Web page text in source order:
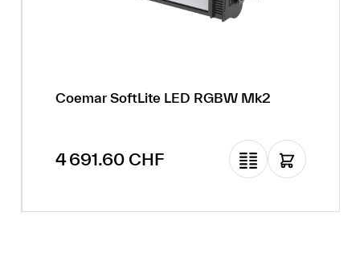
Coemar SoftLite LED RGBW Mk2
Prix régulier :
4 691.60 CHF